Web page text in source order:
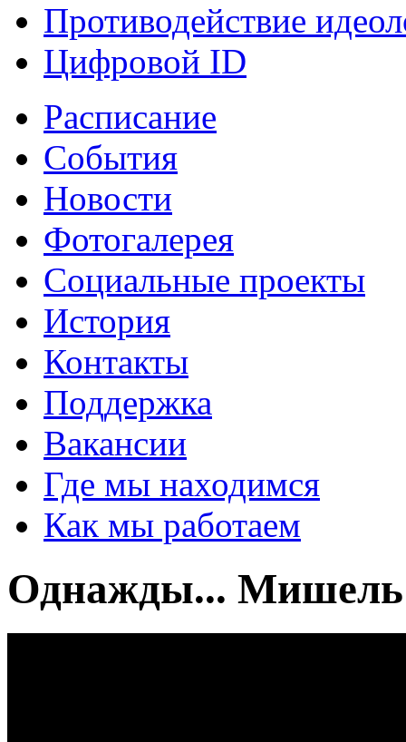
Противодействие
Цифровой ID
Расписание
События
Новости
Фотогалерея
Социальные проекты
История
Контакты
Поддержка
Вакансии
Где мы находимся
Как мы работаем
Однажды... Мишель